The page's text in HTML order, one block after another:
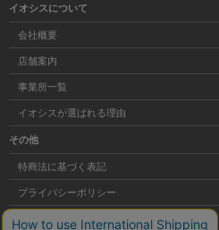
イオシスについて
会社概要
店舗案内
事業所一覧
イオシスが選ばれる理由
その他
特商法に基づく表記
プライバシーポリシー
サイトマップ